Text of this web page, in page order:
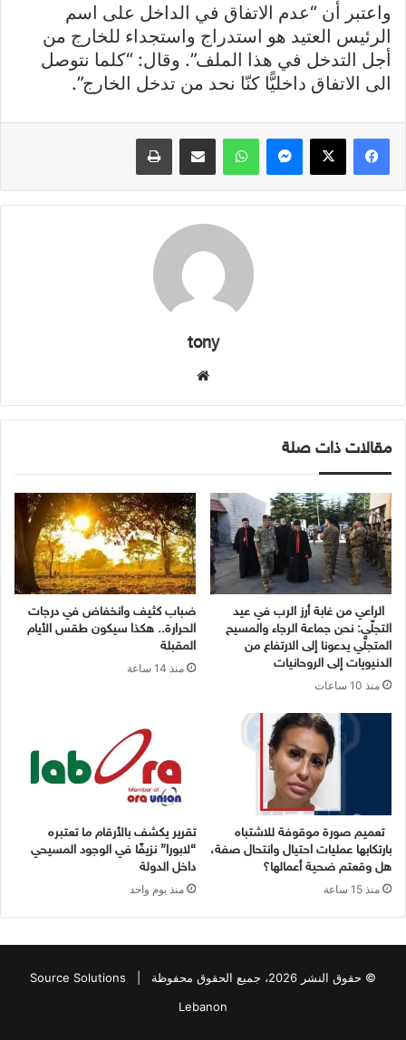
واعتبر أن “عدم الاتفاق في الداخل على اسم
الرئيس العتيد هو استدراج واستجداء للخارج من
أجل التدخل في هذا الملف”. وقال: “كلما نتوصل
الى الاتفاق داخليًّا كنّا نحد من تدخل الخارج”.
فيسبوك X ماسنجر واتساب مشاركة عبر البريد طباعة
tony
مقالات ذات صلة
الراعي من غابة أرز الرب في عيد
التجلّي: نحن جماعة الرجاء والمسيح
المتجلّي يدعونا إلى الارتفاع من
الدنيويات إلى الروحانيات
منذ 10 ساعات
ضباب كثيف وانخفاض في درجات
الحرارة.. هكذا سيكون طقس الأيام
المقبلة
منذ 14 ساعة
تعميم صورة موقوفة للاشتباه
بارتكابها عمليات احتيال وانتحال صفة،
هل وقعتم ضحية أعمالها؟
منذ 15 ساعة
تقرير يكشف بالأرقام ما تعتبره
“لابورا” نزيفًا في الوجود المسيحي
داخل الدولة
منذ يوم واحد
© حقوق النشر 2026، جميع الحقوق محفوظة |
Source Solutions
Lebanon